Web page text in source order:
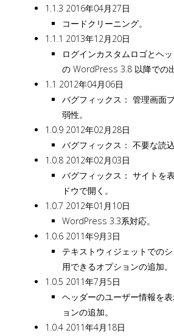
1.1.3 2016年04月27日
コードクリーニング。
1.1.1 2013年12月20日
ログインカスタムロゴとヘ
の WordPress 3.8 以降での
1.1 2012年04月06日
バグフィックス： 管理画面
弱性。
1.0.9 2012年02月28日
バグフィックス： 不要な読込
1.0.8 2012年02月03日
バグフィックス： サイトを
ドウで開く。
1.0.7 2012年01月10日
WordPress 3.3系対応。
1.0.6 2011年9月3日
テキストウィジェットでの
用できるオプションの追加。
1.0.5 2011年7月5日
ヘッダーのユーザー情報を
ョンの追加。
1.0.4 2011年4月18日